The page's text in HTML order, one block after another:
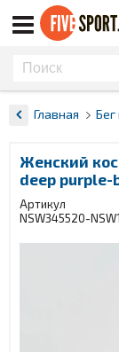
Главная
Женский
deep purple-
Артикул
NSW345520-